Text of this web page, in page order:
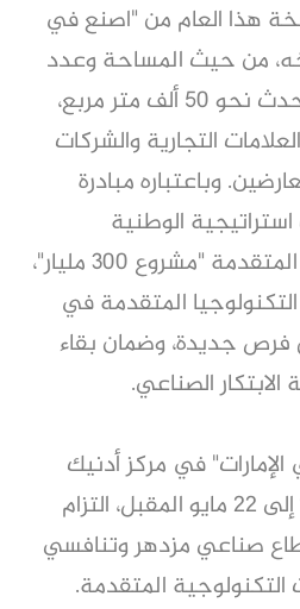
هذا العام من "اصنع في
من حيث المساحة وعدد
المشاركين، إذ يُغطي الحدث نحو 50 ألف متر مربع،
التجارية والشركات
وباعتباره مبادرة
الوطنية
للصناعية والتكنولوجيا المتقدمة "مشروع 300 مليار"،
المتقدمة في
فرص جديدة، وضمان بقاء
الصناعي.
في مركز أدنيك
أبوظبي، والمُقام من 19 إلى 22 مايو المقبل، التزام
صناعي مزدهر وتنافسي
المتقدمة.